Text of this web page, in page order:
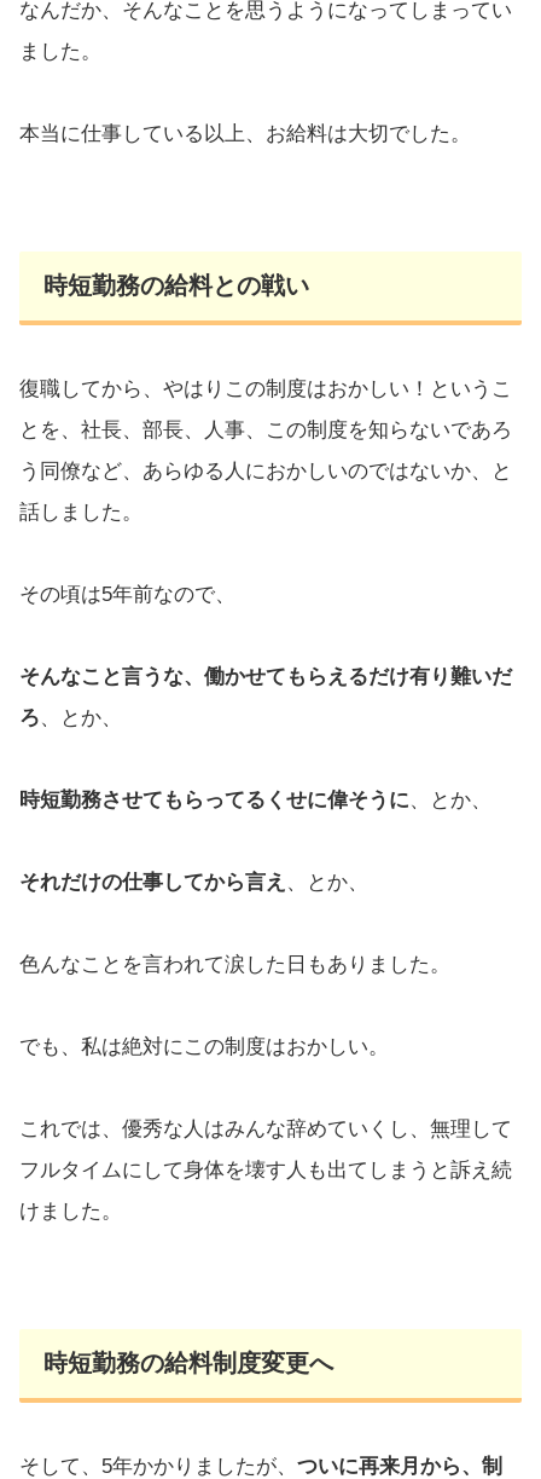
なんだか、そんなことを思うようになってしまってい
ました。
本当に仕事している以上、お給料は大切でした。
時短勤務の給料との戦い
復職してから、やはりこの制度はおかしい！というこ
とを、社長、部長、人事、この制度を知らないであろ
う同僚など、あらゆる人におかしいのではないか、と
話しました。
その頃は5年前なので、
そんなこと言うな、働かせてもらえるだけ有り難いだ
ろ、とか、
時短勤務させてもらってるくせに偉そうに、とか、
それだけの仕事してから言え 、とか、
色んなことを言われて涙した日もありました。
でも、私は絶対にこの制度はおかしい。
これでは、優秀な人はみんな辞めていくし、無理して
フルタイムにして身体を壊す人も出てしまうと訴え続
けました。
時短勤務の給料制度変更へ
そして、5年かかりましたが、 ついに再来月から、制